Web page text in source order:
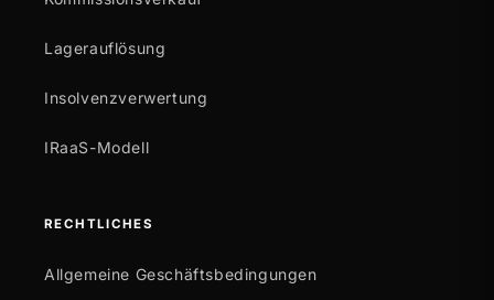
Lagerauflösung
Insolvenzverwertung
IRaaS-Modell
RECHTLICHES
Allgemeine Geschäftsbedingungen